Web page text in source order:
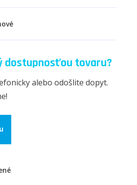
dostupnosťou tovaru?
alebo odošlite dopyt.